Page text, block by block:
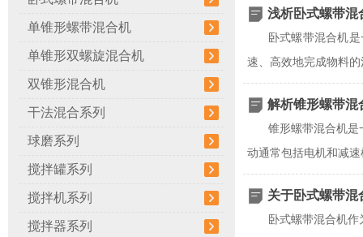
单锥形螺带混合机
单锥形双螺旋混合机
双锥形混合机
干法混合系列
球磨系列
搅拌罐系列
搅拌机系列
搅拌器系列
浅析卧式螺带混
卧式螺带混合机
速、高效地完成物料
解析锥形螺带混
锥形螺带混合机是
动通常包括电机和减
关于卧式螺带混
卧式螺带混合机